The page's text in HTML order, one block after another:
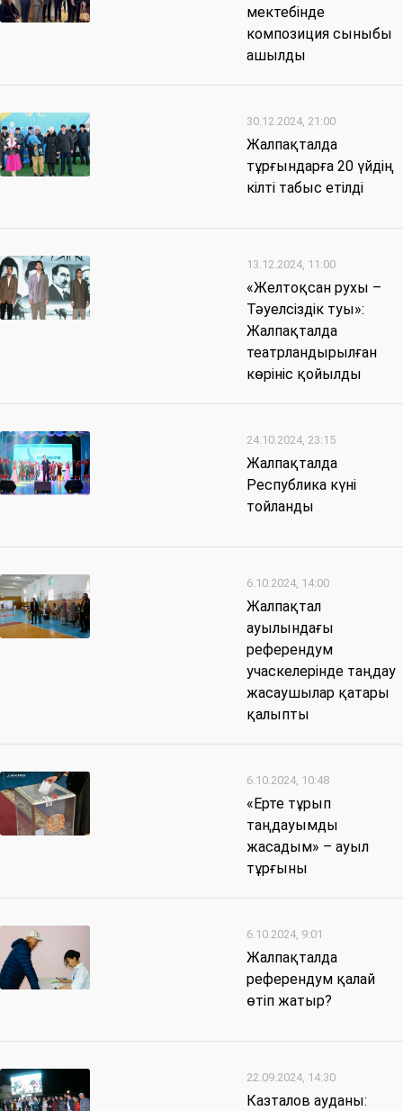
мектебінде
композиция сыныбы
ашылды
30.12.2024, 21:00
Жалпақталда
тұрғындарға 20 үйдің
кілті табыс етілді
13.12.2024, 11:00
«Желтоқсан рухы –
Тәуелсіздік туы»:
Жалпақталда
театрландырылған
көрініс қойылды
24.10.2024, 23:15
Жалпақталда
Республика күні
тойланды
6.10.2024, 14:00
Жалпақтал
ауылындағы
референдум
учаскелерінде таңдау
жасаушылар қатары
қалыпты
6.10.2024, 10:48
«Ерте тұрып
таңдауымды
жасадым» – ауыл
тұрғыны
6.10.2024, 9:01
Жалпақталда
референдум қалай
өтіп жатыр?
22.09.2024, 14:30
Казталов ауданы: